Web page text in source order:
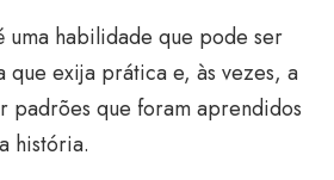
uma habilidade que pode ser
que exija prática e, às vezes, a
padrões que foram aprendidos
história.